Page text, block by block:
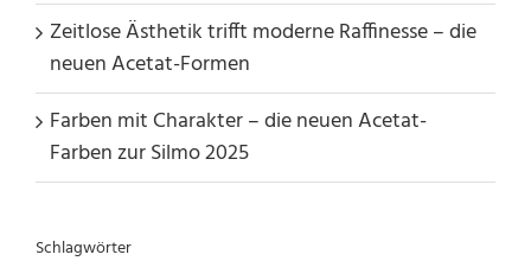
Zeitlose Ästhetik trifft moderne Raffinesse – die
neuen Acetat-Formen
Farben mit Charakter – die neuen Acetat-
Farben zur Silmo 2025
Schlagwörter